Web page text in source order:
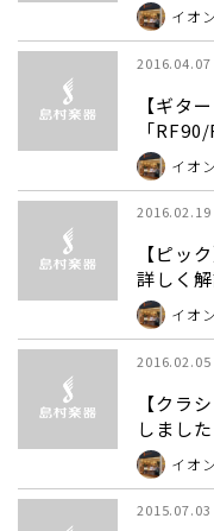
イオ
2016.04.07
【ギタ
「
イオ
2016.02.19
【ピッ
詳しく
イオ
2016.02.05
【クラ
しました
イオ
2015.07.03